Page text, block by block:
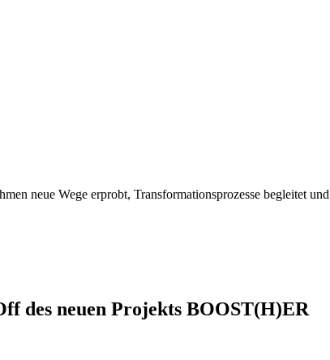
neue Wege erprobt, Transformationsprozesse begleitet
des neuen Projekts BOOST(H)ER